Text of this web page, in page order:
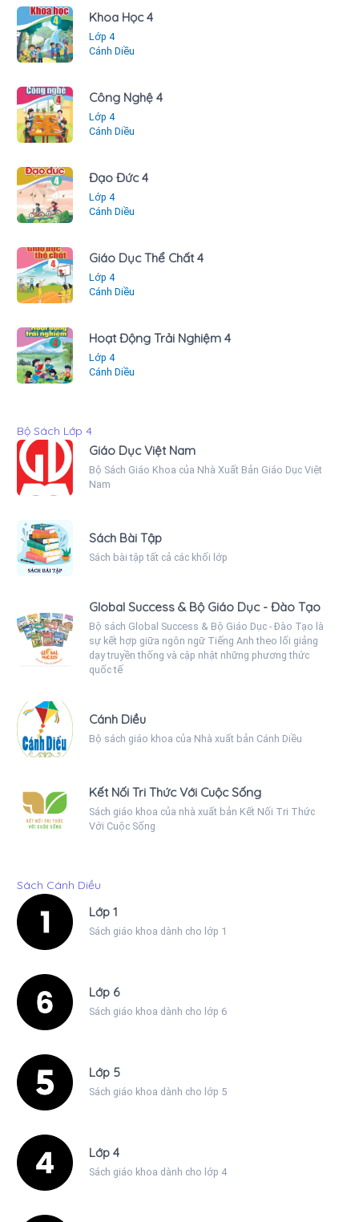
Khoa Học 4
Lớp 4
Cánh Diều
Công Nghệ 4
Lớp 4
Cánh Diều
Đạo Đức 4
Lớp 4
Cánh Diều
Giáo Dục Thể Chất 4
Lớp 4
Cánh Diều
Hoạt Động Trải Nghiệm 4
Lớp 4
Cánh Diều
Bộ Sách Lớp 4
Giáo Dục Việt Nam
Bộ Sách Giáo Khoa của Nhà Xuất Bản Giáo Dục Việt
Nam
Sách Bài Tập
Sách bài tập tất cả các khối lớp
Global Success & Bộ Giáo Dục - Đào Tạo
Bộ sách Global Success & Bộ Giáo Dục - Đào Tạo là
sự kết hợp giữa ngôn ngữ Tiếng Anh theo lối giảng
dạy truyền thống và cập nhật những phương thức
quốc tế
Cánh Diều
Bộ sách giáo khoa của Nhà xuất bản Cánh Diều
Kết Nối Tri Thức Với Cuộc Sống
Sách giáo khoa của nhà xuất bản Kết Nối Tri Thức
Với Cuộc Sống
Sách Cánh Diều
Lớp 1
Sách giáo khoa dành cho lớp 1
Lớp 6
Sách giáo khoa dành cho lớp 6
Lớp 5
Sách giáo khoa dành cho lớp 5
Lớp 4
Sách giáo khoa dành cho lớp 4